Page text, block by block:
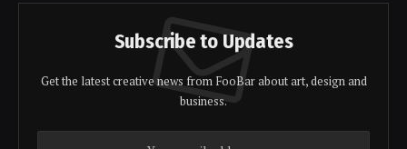
Subscribe to Updates
Get the latest creative news from FooBar about art, design and
business.